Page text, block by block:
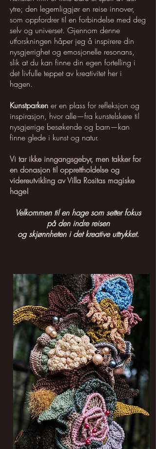
ytre; den legemliggjør en reise innover,
som oppfordrer til en forbindelse med deg
selv og universet. Gjennom denne
utforskningen håper jeg å inspirere din
nysgjerrighet og emosjonelle resonans,
slik at du kan finne din egen fortelling i
det livfulle teppet av kreativitet her i
hagen.
Kunstparken er en plass for refleksjon og
inspirasjon, hvor alle—fra kunstelskere til
nysgjerrige besøkende og barn—kan
finne glede i kunst og natur.
Vi tar ikke inngangsgebyr, men takker for
en donasjon til opprettholdelse og
videreutvikling av Villa Rositas magiske
hage!
Velkommen til en hage som setter fokus
på den indre reisen
og skjønnheten i det kreative uttrykket.